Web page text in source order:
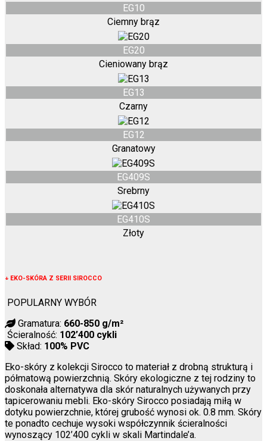
EG10
Ciemny brąz
EG20
Cieniowany brąz
EG13
Czarny
EG12
Granatowy
EG409S
Srebrny
EG410S
Złoty
↓ EKO-SKÓRA Z SERII SIROCCO
POPULARNY WYBÓR
Gramatura: 660-850 g/m²
Ścieralność: 102’400 cykli
Skład: 100% PVC
Eko-skóry z kolekcji Sirocco to materiał z drobną strukturą i
półmatową powierzchnią. Skóry ekologiczne z tej rodziny to
doskonała alternatywa dla skór naturalnych używanych przy
tapicerowaniu mebli. Eko-skóry Sirocco posiadają miłą w
dotyku powierzchnie, której grubość wynosi ok. 0.8 mm. Skóry
te ponadto cechuje wysoki współczynnik ścieralności
wynoszący 102’400 cykli w skali Martindale’a.